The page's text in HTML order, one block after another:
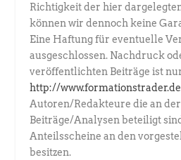
Richtigkeit der hier
können wir dennoch keine
Eine Haftung für eventuelle
ausgeschlossen. Nachdruck
veröffentlichten Beiträge ist
http://
Autoren/Redakteure die an
Beiträge/Analysen beteiligt
Anteilsscheine an den
besitzen.